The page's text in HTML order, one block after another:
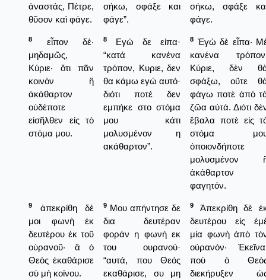
ἀναστάς, Πέτρε,
θῦσον καὶ φάγε.
σήκω, σφάξε και
φάγε”.
σήκω, σφάξε
φάγε.
8
εἶπον δέ·
μηδαμῶς,
Κύριε· ὅτι πᾶν
κοινὸν ἢ
ἀκάθαρτον
οὐδέποτε
εἰσῆλθεν εἰς τὸ
στόμα μου.
8
Εγώ δε είπα·
“κατά κανένα
τρόπον, Κυριε, δεν
θα κάμω εγώ αυτό·
διότι ποτέ δεν
εμπήκε στο στόμα
μου κάτι
μολυσμένον η
ακάθαρτον”.
8 Ἐγὼ δὲ εἶπα·
κανένα
Κύριε, δὲν
σφάξω, οὔτε
φάγω ποτὲ ἀπὸ
ζῶα αὐτά. Διότι
ἔβαλα ποτὲ εἰς
στόμα
ὁποιονδήποτε
μολυσμένον
ἀκάθαρτον
φαγητόν.
9
ἀπεκρίθη δέ
μοι φωνὴ ἐκ
δευτέρου ἐκ τοῦ
οὐρανοῦ· ἃ ὁ
Θεὸς ἐκαθάρισε
σὺ μὴ κοίνου.
9 Μου απήντησε δε
δια δευτέραν
φοράν η φωνή εκ
του ουρανού·
“αυτά, που Θεός
εκαθάρισε, συ μη
9
Ἀπεκρίθη δὲ
δευτέρου εἰς
μία φωνὴ ἀπὸ
οὐρανόν·
ποὺ ὁ
διεκήρυξεν